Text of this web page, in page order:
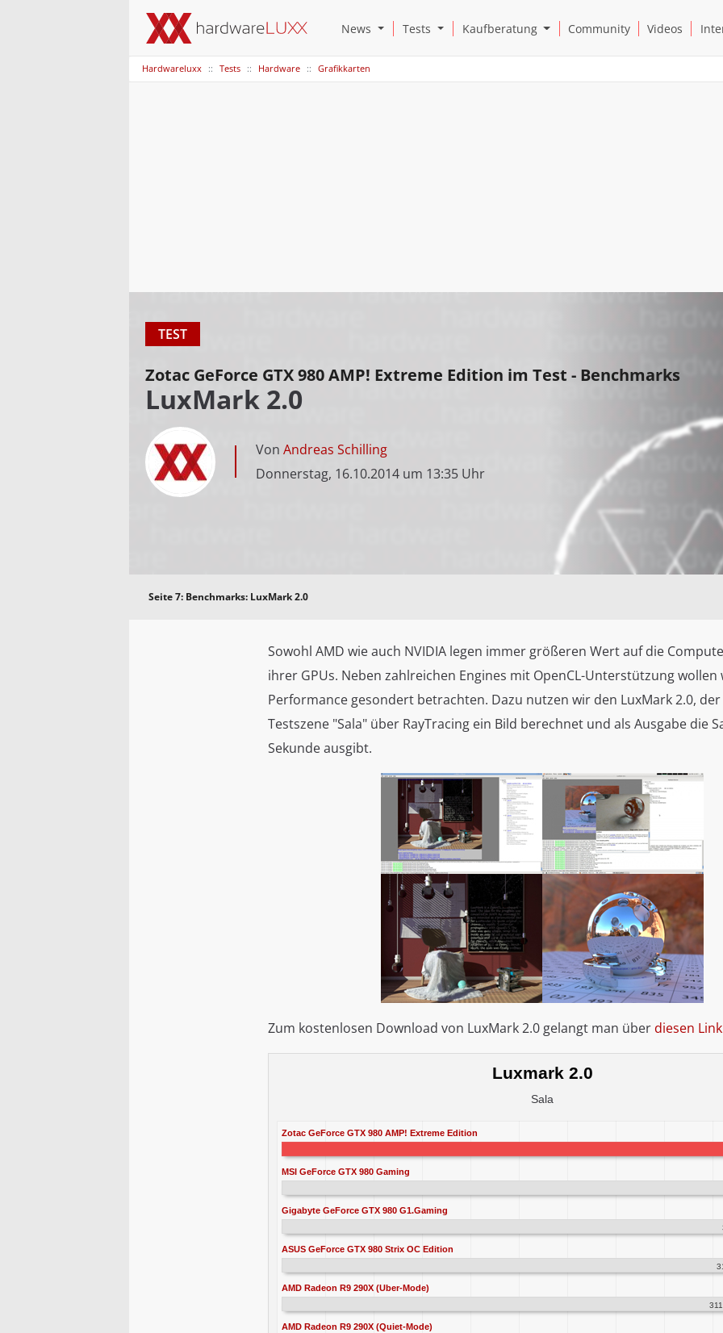
News Open News Submenu
Tests Open Tests Submenu
Kaufberatung Open Kaufberatung Submenu
Community Videos
Hardwareluxx Tests Hardware Grafikkarten
TEST
Zotac GeForce GTX 980 AMP! Extreme Edition im Test - Benchmarks
LuxMark 2.0
Von Andreas Schilling
Donnerstag, 16.10.2014 um 13:35 Uhr
Seite 7: Benchmarks: LuxMark 2.0
Sowohl AMD wie auch NVIDIA legen immer größeren Wert auf die
ihrer GPUs. Neben zahlreichen Engines mit OpenCL-Unterstützung wollen
Performance gesondert betrachten. Dazu nutzen wir den LuxMark 2.0,
Testszene "Sala" über RayTracing ein Bild berechnet und als Ausgabe die
Sekunde ausgibt.
Zum kostenlosen Download von LuxMark 2.0 gelangt man überdiesen Link
Luxmark 2.0
Sala
Zotac GeForce GTX 980 AMP! Extreme Edition
MSI GeForce GTX 980 Gaming
Gigabyte GeForce GTX 980 G1.Gaming
ASUS GeForce GTX 980 Strix OC Edition
AMD Radeon R9 290X (Uber-Mode)
AMD Radeon R9 290X (Quiet-Mode)